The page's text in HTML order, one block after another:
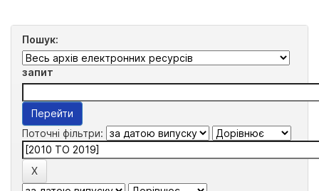
Пошук:
запит
Поточні фільтри: